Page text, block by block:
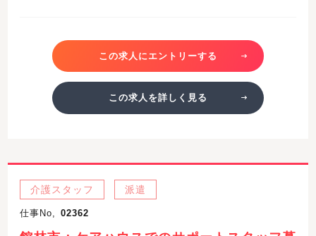
この求人にエントリーする
この求人を詳しく見る
介護スタッフ 派遣
仕事No, 02362